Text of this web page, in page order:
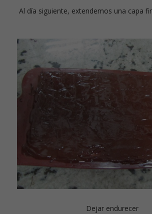
Al día siguiente, extendemos una capa
Dejar endurecer